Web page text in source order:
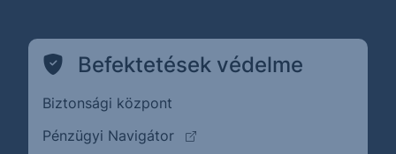
Befektetések védelme
Biztonsági központ
Pénzügyi Navigátor
(külső oldalra ugrik)